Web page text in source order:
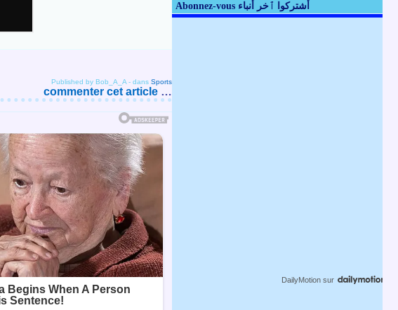
Published by Bob_A_A - dans Sports
commenter cet article …
Abonnez-vous أشتركوا ٱخر أنباء
DailyMotion sur